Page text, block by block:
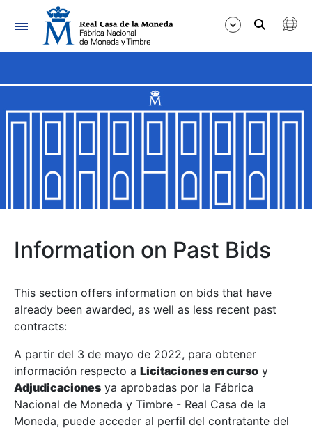
Navigation
Show/Hide
Show/Hide
Show/Hide
Show/Hide
Show/Hide
Information on Past Bids
This section offers information on bids that have
already been awarded, as well as less recent past
contracts:
A partir del 3 de mayo de 2022, para obtener
información respecto a Licitaciones en curso y
Adjudicaciones ya aprobadas por la Fábrica
Nacional de Moneda y Timbre - Real Casa de la
Moneda, puede acceder al perfil del contratante del